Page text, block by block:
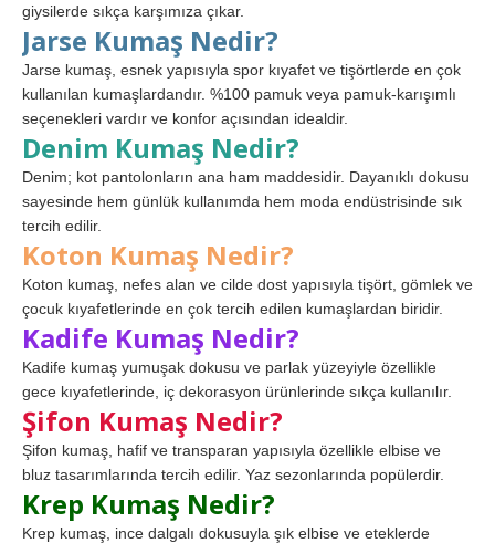
giysilerde sıkça karşımıza çıkar.
Jarse Kumaş Nedir?
Jarse kumaş, esnek yapısıyla spor kıyafet ve tişörtlerde en çok
kullanılan kumaşlardandır. %100 pamuk veya pamuk-karışımlı
seçenekleri vardır ve konfor açısından idealdir.
Denim Kumaş Nedir?
Denim; kot pantolonların ana ham maddesidir. Dayanıklı dokusu
sayesinde hem günlük kullanımda hem moda endüstrisinde sık
tercih edilir.
Koton Kumaş Nedir?
Koton kumaş, nefes alan ve cilde dost yapısıyla tişört, gömlek ve
çocuk kıyafetlerinde en çok tercih edilen kumaşlardan biridir.
Kadife Kumaş Nedir?
Kadife kumaş yumuşak dokusu ve parlak yüzeyiyle özellikle
gece kıyafetlerinde, iç dekorasyon ürünlerinde sıkça kullanılır.
Şifon Kumaş Nedir?
Şifon kumaş, hafif ve transparan yapısıyla özellikle elbise ve
bluz tasarımlarında tercih edilir. Yaz sezonlarında popülerdir.
Krep Kumaş Nedir?
Krep kumaş, ince dalgalı dokusuyla şık elbise ve eteklerde